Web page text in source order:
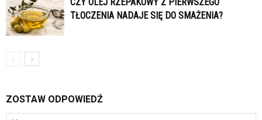
CZY OLEJ RZEPAKOWY Z PIERWSZEGO
TŁOCZENIA NADAJE SIĘ DO SMAŻENIA?
ZOSTAW ODPOWIEDŹ